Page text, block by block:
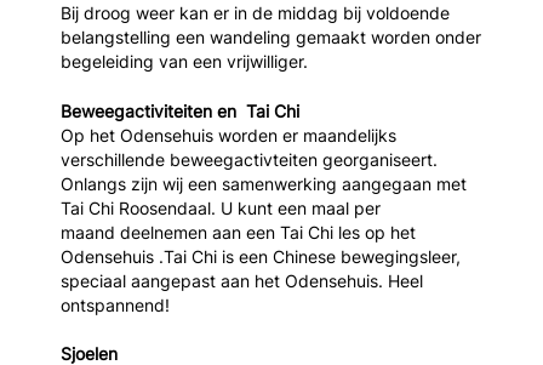
Bij droog weer kan er in de middag bij voldoende
belangstelling een wandeling gemaakt worden onder
begeleiding van een vrijwilliger.
Beweegactiviteiten en Tai Chi
Op het Odensehuis worden er maandelijks
verschillende beweegactivteiten georganiseert.
Onlangs zijn wij een samenwerking aangegaan met
Tai Chi Roosendaal. U kunt een maal per
maand deelnemen aan een Tai Chi les op het
Odensehuis .Tai Chi is een Chinese bewegingsleer,
speciaal aangepast aan het Odensehuis. Heel
ontspannend!
Sjoelen